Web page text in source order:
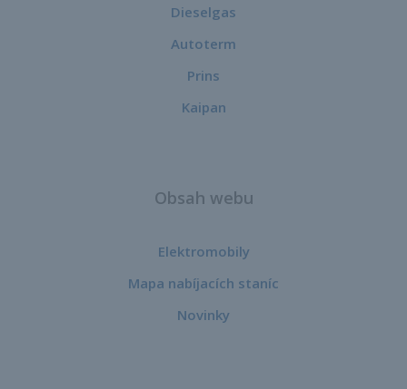
Dieselgas
Autoterm
Prins
Kaipan
Obsah webu
Elektromobily
Mapa nabíjacích staníc
Novinky